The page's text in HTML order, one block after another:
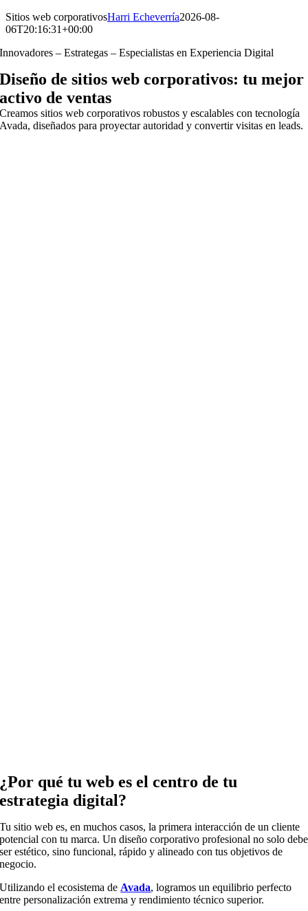
Sitios web corporativosHarri Echeverría2026-08-
06T20:16:31+00:00
Innovadores – Estrategas – Especialistas en Experiencia Digital
Diseño de sitios web corporativos: tu mejor
activo de ventas
Creamos sitios web corporativos robustos y escalables con tecnología
Avada, diseñados para proyectar autoridad y convertir visitas en leads.
¿Por qué tu web es el centro de tu
estrategia digital?
Tu sitio web es, en muchos casos, la primera interacción de un cliente
potencial con tu marca. Un diseño corporativo profesional no solo debe
ser estético, sino funcional, rápido y alineado con tus objetivos de
negocio.
Utilizando el ecosistema de Avada, logramos un equilibrio perfecto
entre personalización extrema y rendimiento técnico superior.